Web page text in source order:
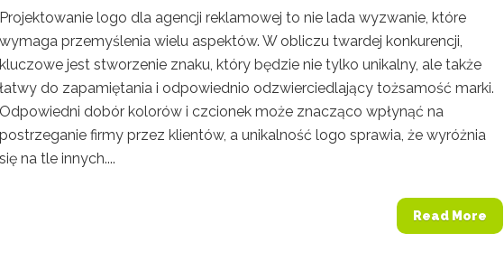
Projektowanie logo dla agencji reklamowej to nie lada wyzwanie, które
wymaga przemyślenia wielu aspektów. W obliczu twardej konkurencji,
kluczowe jest stworzenie znaku, który będzie nie tylko unikalny, ale także
łatwy do zapamiętania i odpowiednio odzwierciedlający tożsamość marki.
Odpowiedni dobór kolorów i czcionek może znacząco wpłynąć na
postrzeganie firmy przez klientów, a unikalność logo sprawia, że wyróżnia
się na tle innych....
Read More